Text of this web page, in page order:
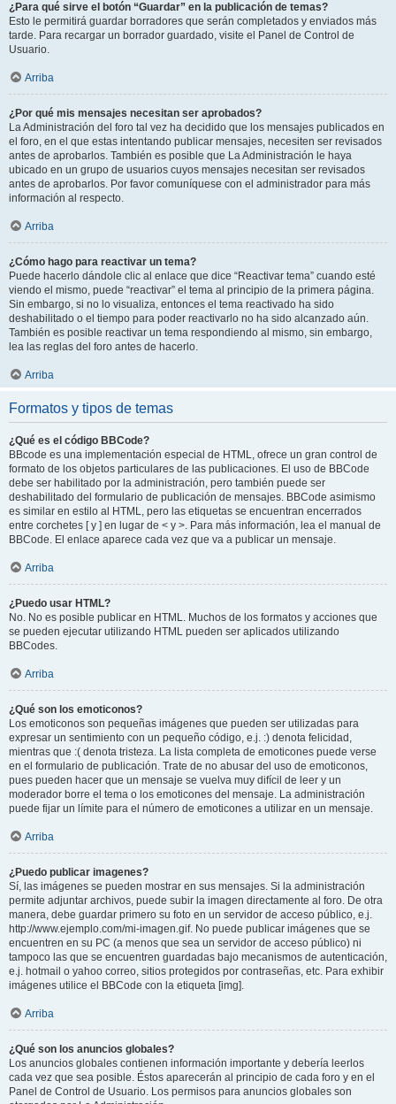
¿Para qué sirve el botón “Guardar” en la publicación de temas?
Esto le permitirá guardar borradores que serán completados y enviados más
tarde. Para recargar un borrador guardado, visite el Panel de Control de
Usuario.
Arriba
¿Por qué mis mensajes necesitan ser aprobados?
La Administración del foro tal vez ha decidido que los mensajes publicados en
el foro, en el que estas intentando publicar mensajes, necesiten ser revisados
antes de aprobarlos. También es posible que La Administración le haya
ubicado en un grupo de usuarios cuyos mensajes necesitan ser revisados
antes de aprobarlos. Por favor comuníquese con el administrador para más
información al respecto.
Arriba
¿Cómo hago para reactivar un tema?
Puede hacerlo dándole clic al enlace que dice “Reactivar tema” cuando esté
viendo el mismo, puede “reactivar” el tema al principio de la primera página.
Sin embargo, si no lo visualiza, entonces el tema reactivado ha sido
deshabilitado o el tiempo para poder reactivarlo no ha sido alcanzado aún.
También es posible reactivar un tema respondiendo al mismo, sin embargo,
lea las reglas del foro antes de hacerlo.
Arriba
Formatos y tipos de temas
¿Qué es el código BBCode?
BBcode es una implementación especial de HTML, ofrece un gran control de
formato de los objetos particulares de las publicaciones. El uso de BBCode
debe ser habilitado por la administración, pero también puede ser
deshabilitado del formulario de publicación de mensajes. BBCode asimismo
es similar en estilo al HTML, pero las etiquetas se encuentran encerrados
entre corchetes [ y ] en lugar de < y >. Para más información, lea el manual de
BBCode. El enlace aparece cada vez que va a publicar un mensaje.
Arriba
¿Puedo usar HTML?
No. No es posible publicar en HTML. Muchos de los formatos y acciones que
se pueden ejecutar utilizando HTML pueden ser aplicados utilizando
BBCodes.
Arriba
¿Qué son los emoticonos?
Los emoticonos son pequeñas imágenes que pueden ser utilizadas para
expresar un sentimiento con un pequeño código, e.j. :) denota felicidad,
mientras que :( denota tristeza. La lista completa de emoticones puede verse
en el formulario de publicación. Trate de no abusar del uso de emoticonos,
pues pueden hacer que un mensaje se vuelva muy difícil de leer y un
moderador borre el tema o los emoticones del mensaje. La administración
puede fijar un límite para el número de emoticones a utilizar en un mensaje.
Arriba
¿Puedo publicar imagenes?
Sí, las imágenes se pueden mostrar en sus mensajes. Si la administración
permite adjuntar archivos, puede subir la imagen directamente al foro. De otra
manera, debe guardar primero su foto en un servidor de acceso público, e.j.
http://www.ejemplo.com/mi-imagen.gif. No puede publicar imágenes que se
encuentren en su PC (a menos que sea un servidor de acceso público) ni
tampoco las que se encuentren guardadas bajo mecanismos de autenticación,
e.j. hotmail o yahoo correo, sitios protegidos por contraseñas, etc. Para exhibir
imágenes utilice el BBCode con la etiqueta [img].
Arriba
¿Qué son los anuncios globales?
Los anuncios globales contienen información importante y debería leerlos
cada vez que sea posible. Éstos aparecerán al principio de cada foro y en el
Panel de Control de Usuario. Los permisos para anuncios globales son